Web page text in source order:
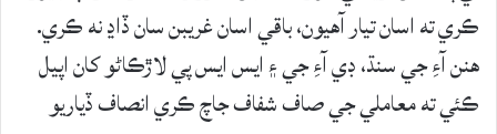
ڪري ته اسان تيار آهيون، باقي اسان غريبن سان ڏاڍ نه ڪري.
هنن آءِ جي سنڌ، ڊي آءِ جي ۽ ايس ايس پي لاڙڪاڻو کان اپيل
ڪئي ته معاملي جي صاف شفاف جاچ ڪري انصاف ڏياريو